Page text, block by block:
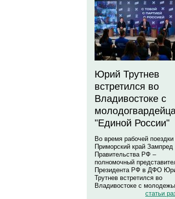
Юрий Трутнев
встретился во
Владивостоке с
"Единой России"
Во время рабочей поездки
Приморский край Зампред
Правительства РФ –
полномочный
Президента РФ в ДФО
Трутнев встретился во
Владивостоке с
статьи